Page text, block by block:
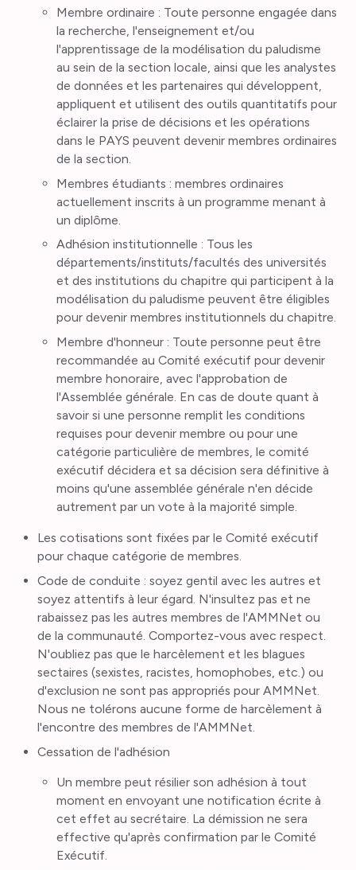
Membre ordinaire : Toute personne engagée dans
la recherche, l'enseignement et/ou
l'apprentissage de la modélisation du paludisme
au sein de la section locale, ainsi que les analystes
de données et les partenaires qui développent,
appliquent et utilisent des outils quantitatifs pour
éclairer la prise de décisions et les opérations
dans le PAYS peuvent devenir membres ordinaires
de la section.
Membres étudiants : membres ordinaires
actuellement inscrits à un programme menant à
un diplôme.
Adhésion institutionnelle : Tous les
départements/instituts/facultés des universités
et des institutions du chapitre qui participent à la
modélisation du paludisme peuvent être éligibles
pour devenir membres institutionnels du chapitre.
Membre d'honneur : Toute personne peut être
recommandée au Comité exécutif pour devenir
membre honoraire, avec l'approbation de
l'Assemblée générale. En cas de doute quant à
savoir si une personne remplit les conditions
requises pour devenir membre ou pour une
catégorie particulière de membres, le comité
exécutif décidera et sa décision sera définitive à
moins qu'une assemblée générale n'en décide
autrement par un vote à la majorité simple.
Les cotisations sont fixées par le Comité exécutif
pour chaque catégorie de membres.
Code de conduite : soyez gentil avec les autres et
soyez attentifs à leur égard. N'insultez pas et ne
rabaissez pas les autres membres de l'AMMNet ou
de la communauté. Comportez-vous avec respect.
N'oubliez pas que le harcèlement et les blagues
sectaires (sexistes, racistes, homophobes, etc.) ou
d'exclusion ne sont pas appropriés pour AMMNet.
Nous ne tolérons aucune forme de harcèlement à
l'encontre des membres de l'AMMNet.
Cessation de l'adhésion
Un membre peut résilier son adhésion à tout
moment en envoyant une notification écrite à
cet effet au secrétaire. La démission ne sera
effective qu'après confirmation par le Comité
Exécutif.